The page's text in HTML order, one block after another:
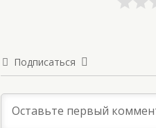
Подписаться